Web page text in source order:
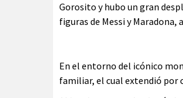
Gorosito y hubo un gran
figuras de Messi y Maradona,
En el entorno del icónico
familiar, el cual extendió por